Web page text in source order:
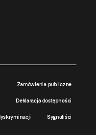
Zamówienia publiczne
Deklaracja dostępności
Sygnaliści